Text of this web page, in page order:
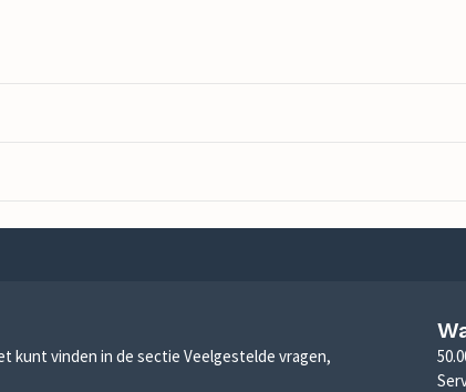
kunt vinden in de sectie Veelgestelde vragen,